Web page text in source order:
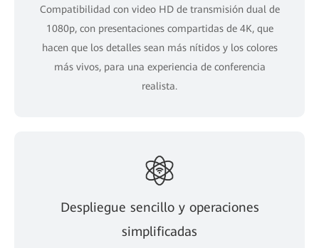
Compatibilidad con video HD de transmisión dual de
1080p, con presentaciones compartidas de 4K, que
hacen que los detalles sean más nítidos y los colores
más vivos, para una experiencia de conferencia
realista.
Despliegue sencillo y operaciones
simplificadas